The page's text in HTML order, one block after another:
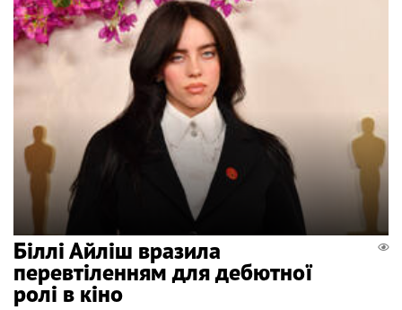
Біллі Айліш вразила
перевтіленням для дебютної
ролі в кіно